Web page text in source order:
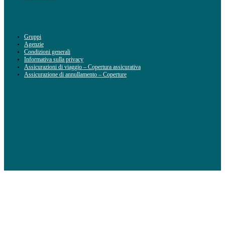
Gruppi
Agenzie
Condizioni generali
Informativa sulla privacy
Assicurazioni di viaggio – Copertura assicurativa
Assicurazione di annullamento – Coperture